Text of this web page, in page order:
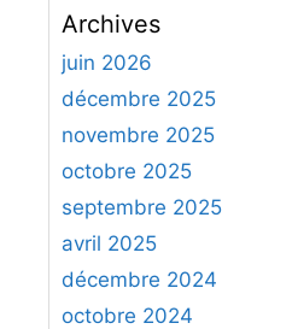
h
e
r
h
e
r
:
Archives
juin 2026
décembre 2025
novembre 2025
octobre 2025
septembre 2025
avril 2025
décembre 2024
octobre 2024